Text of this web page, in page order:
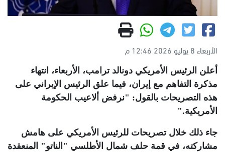
الأربعاء 8 يوليو 2026 12:46 م
أعلن الرئيس الأمريكي دونالد ترامب، الأربعاء، انتهاء
مذكرة التفاهم مع إيران، فيما علق الرئيس الإيراني على
هذه التصريحات بالقول: "نرفض ألاعيب الحكومة
الأمريكية".
جاء ذلك خلال تصريحات للرئيس الأمريكي على هامش
مشاركته، في قمة حلف شمال الأطلسي "الناتو" المنعقدة